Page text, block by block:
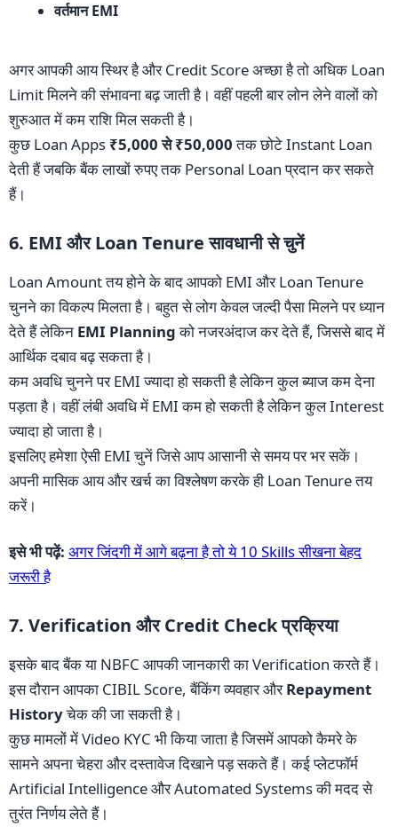
वर्तमान EMI
अगर आपकी आय स्थिर है और Credit Score अच्छा है तो अधिक Loan
Limit मिलने की संभावना बढ़ जाती है। वहीं पहली बार लोन लेने वालों को
शुरुआत में कम राशि मिल सकती है।
कुछ Loan Apps ₹5,000 से ₹50,000तक छोटे Instant Loan
देती हैं जबकि बैंक लाखों रुपए तक Personal Loan प्रदान कर सकते
हैं।
6. EMI और Loan Tenure सावधानी से चुनें
Loan Amount तय होने के बाद आपको EMI और Loan Tenure
चुनने का विकल्प मिलता है। बहुत से लोग केवल जल्दी पैसा मिलने पर ध्यान
देते हैं लेकिन EMI Planningको नजरअंदाज कर देते हैं, जिससे बाद में
आर्थिक दबाव बढ़ सकता है।
कम अवधि चुनने पर EMI ज्यादा हो सकती है लेकिन कुल ब्याज कम देना
पड़ता है। वहीं लंबी अवधि में EMI कम हो सकती है लेकिन कुल Interest
ज्यादा हो जाता है।
इसलिए हमेशा ऐसी EMI चुनें जिसे आप आसानी से समय पर भर सकें।
अपनी मासिक आय और खर्च का विश्लेषण करके ही Loan Tenure तय
करें।
इसे भी पढ़ें: अगर जिंदगी में आगे बढ़ना है तो ये 10 Skills सीखना बेहद
जरूरी है
7. Verification और Credit Check प्रक्रिया
इसके बाद बैंक या NBFC आपकी जानकारी का Verification करते हैं।
इस दौरान आपका CIBIL Score, बैंकिंग व्यवहार औरRepayment
Historyचेक की जा सकती है।
कुछ मामलों में Video KYC भी किया जाता है जिसमें आपको कैमरे के
सामने अपना चेहरा और दस्तावेज दिखाने पड़ सकते हैं। कई प्लेटफॉर्म
Artificial Intelligence और Automated Systems की मदद से
तुरंत निर्णय लेते हैं।